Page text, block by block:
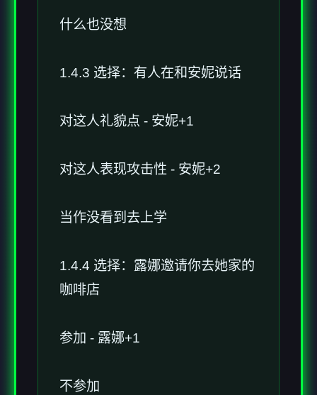
什么也没想
1.4.3 选择：有人在和安妮说话
对这人礼貌点 - 安妮+1
对这人表现攻击性 - 安妮+2
当作没看到去上学
1.4.4 选择：露娜邀请你去她家的
咖啡店
参加 - 露娜+1
不参加